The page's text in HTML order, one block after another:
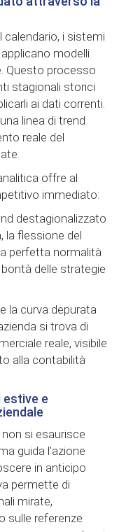
calendario, i sistemi
modelli
Questo processo
stagionali storici
ai dati correnti.
linea di trend
reale del
offre al
immediato:
destagionalizzato
la flessione del
perfetta normalità
delle strategie
la curva depurata
si trova di
reale, visibile
alla contabilità
e
non si esaurisce
guida l'azione
in anticipo
permette di
mirate,
sulle referenze